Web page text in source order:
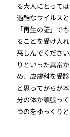
る大人にとって
過酷なウイルス
「再生の証」で
ることを受け入
慈しんでくださ
りといった異常
め、皮膚科を受
と思ってからが
分の体が頑張っ
つのをゆっくり